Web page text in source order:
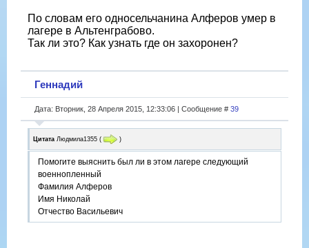
По словам его односельчанина Алферов умер в
лагере в Альтенграбово.
Так ли это? Как узнать где он захоронен?
Геннадий
Дата: Вторник, 28 Апреля 2015, 12:33:06 | Сообщение # 39
Цитата Людмила1355 ( )
Помогите выяснить был ли в этом лагере следующий
военнопленный
Фамилия Алферов
Имя Николай
Отчество Васильевич